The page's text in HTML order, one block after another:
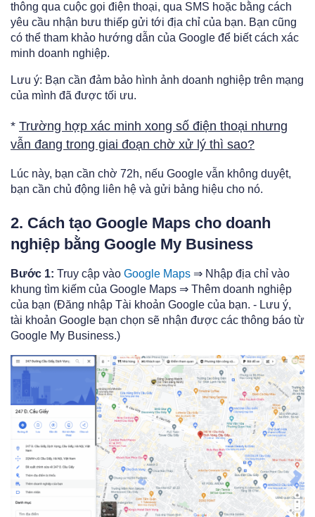
thông qua cuộc gọi điện thoại, qua SMS hoặc bằng cách
yêu cầu nhận bưu thiếp gửi tới địa chỉ của bạn. Bạn cũng
có thể tham khảo hướng dẫn của Google để biết cách xác
minh doanh nghiệp.
Lưu ý: Bạn cần đảm bảo hình ảnh doanh nghiệp trên mạng
của mình đã được tối ưu.
* Trường hợp xác minh xong số điện thoại nhưng
vẫn đang trong giai đoạn chờ xử lý thì sao?
Lúc này, bạn cần chờ 72h, nếu Google vẫn không duyệt,
bạn cần chủ động liên hệ và gửi bảng hiệu cho nó.
2. Cách tạo Google Maps cho doanh
nghiệp bằng Google My Business
Bước 1: Truy cập vào Google Maps ⇒ Nhập địa chỉ vào
khung tìm kiếm của Google Maps ⇒ Thêm doanh nghiệp
của bạn (Đăng nhập Tài khoản Google của bạn. - Lưu ý,
tài khoản Google bạn chọn sẽ nhận được các thông báo từ
Google My Business.)